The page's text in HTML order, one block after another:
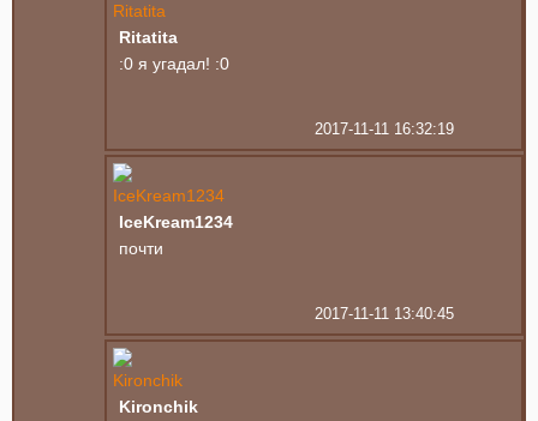
Ritatita
:0 я угадал! :0
2017-11-11 16:32:19
IceKream1234
почти
2017-11-11 13:40:45
Kironchik